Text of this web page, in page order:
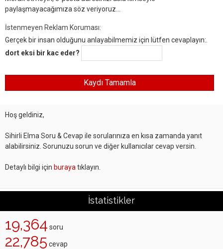
paylaşmayacağımıza söz veriyoruz...
İstenmeyen Reklam Koruması:
Gerçek bir insan olduğunu anlayabilmemiz için lütfen cevaplayın:.
dort eksi bir kac eder?
Hoş geldiniz,
Sihirli Elma Soru & Cevap ile sorularınıza en kısa zamanda yanıt
alabilirsiniz. Sorunuzu sorun ve diğer kullanıcılar cevap versin.
Detaylı bilgi için buraya tıklayın.
İstatistikler
19,364 soru
22,785 cevap